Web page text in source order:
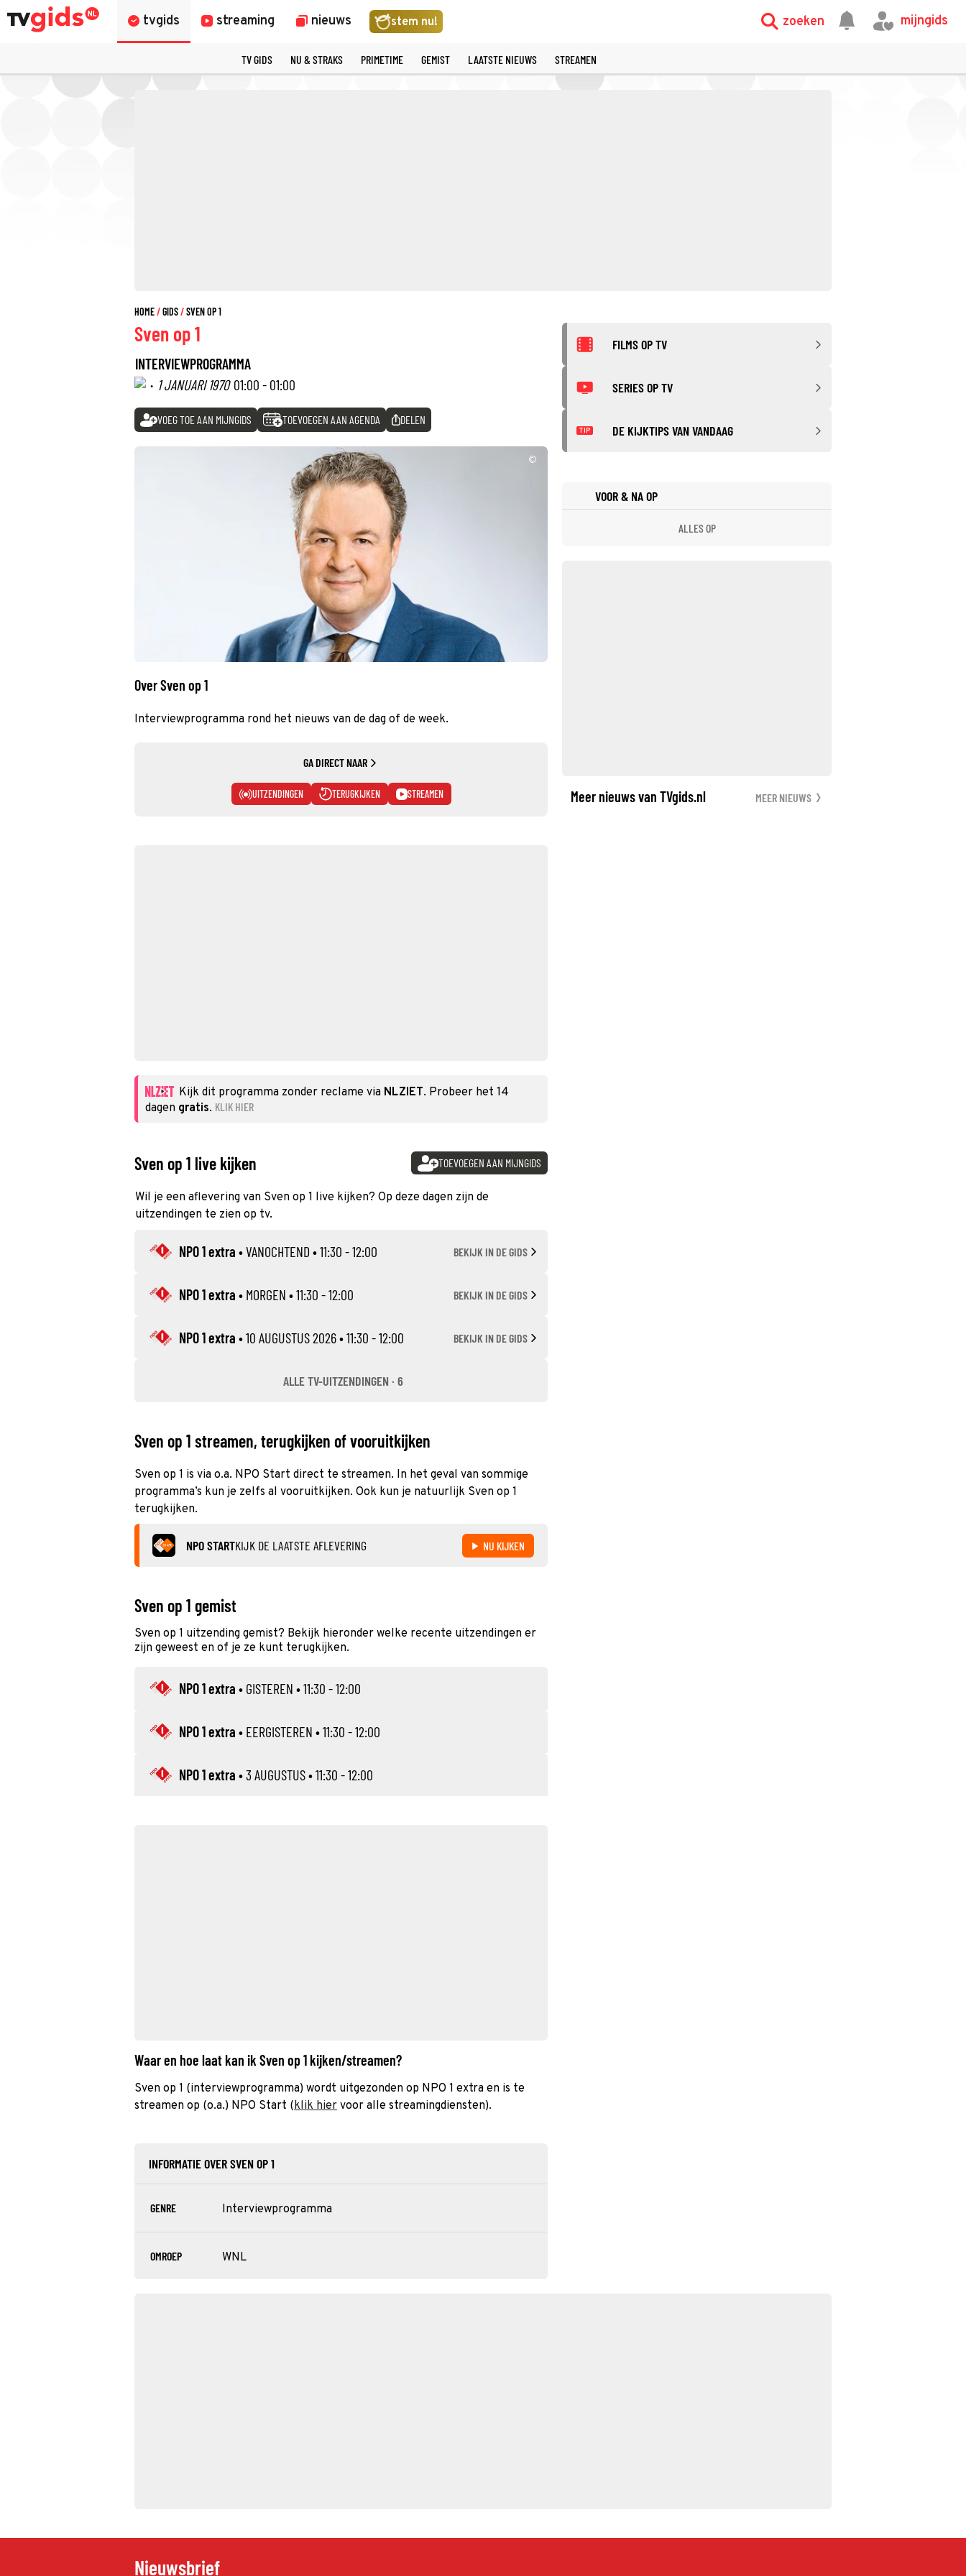
tvgids streaming nieuws stem nu! zoeken mijngids
TV GIDS NU & STRAKS PRIMETIME GEMIST LAATSTE NIEUWS STREAMEN
HOME GIDS SVEN OP 1
Sven op 1
INTERVIEWPROGRAMMA
· 1 JANUARI 1970 01:00 - 01:00
VOEG TOE AAN MIJNGIDS TOEVOEGEN AAN AGENDA DELEN
©
Over Sven op 1
Interviewprogramma rond het nieuws van de dag of de week.
GA DIRECT NAAR
UITZENDINGEN TERUGKIJKEN STREAMEN
Kijk dit programma zonder reclame via NLZIET. Probeer het 14
dagen gratis. KLIK HIER
Sven op 1 live kijken TOEVOEGEN AAN MIJNGIDS
Wil je een aflevering van Sven op 1 live kijken? Op deze dagen zijn de
uitzendingen te zien op tv.
NPO 1 extra •VANOCHTEND • 11:30 - 12:00 BEKIJK IN DE GIDS
NPO 1 extra • MORGEN • 11:30 - 12:00 BEKIJK IN DE GIDS
NPO 1 extra •10 AUGUSTUS 2026• 11:30 - 12:00 BEKIJK IN DE GIDS
ALLE TV-UITZENDINGEN · 6
Sven op 1 streamen, terugkijken of vooruitkijken
Sven op 1 is via o.a. NPO Start direct te streamen. In het geval van sommige
programma’s kun je zelfs al vooruitkijken. Ook kun je natuurlijk Sven op 1
terugkijken.
NPO STARTKIJK DE LAATSTE AFLEVERING NU KIJKEN
Sven op 1 gemist
Sven op 1 uitzending gemist? Bekijk hieronder welke recente uitzendingen er
zijn geweest en of je ze kunt terugkijken.
NPO 1 extra • GISTEREN • 11:30 - 12:00
NPO 1 extra • EERGISTEREN • 11:30 - 12:00
NPO 1 extra •3 AUGUSTUS• 11:30 - 12:00
Waar en hoe laat kan ik Sven op 1 kijken/streamen?
Sven op 1 (interviewprogramma) wordt uitgezonden op NPO 1 extra en is te
streamen op (o.a.) NPO Start (klik hier voor alle streamingdiensten).
INFORMATIE OVER SVEN OP 1
GENRE Interviewprogramma
OMROEP WNL
FILMS OP TV
SERIES OP TV
TIP DE KIJKTIPS VAN VANDAAG
VOOR & NA OP
ALLES OP
Meer nieuws van TVgids.nl MEER NIEUWS
Nieuwsbrief